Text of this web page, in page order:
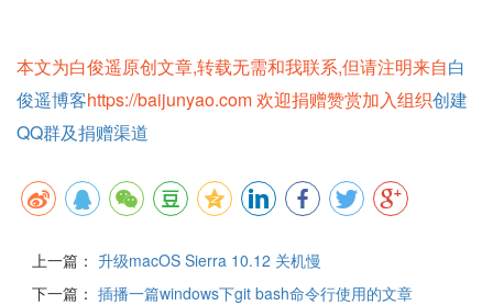
本文为白俊遥原创文章,转载无需和我联系,但请注明来自白
俊遥博客https://baijunyao.com 欢迎捐赠赞赏加入组织创建
QQ群及捐赠渠道
上一篇： 升级macOS Sierra 10.12 关机慢
下一篇： 插播一篇windows下git bash命令行使用的文章